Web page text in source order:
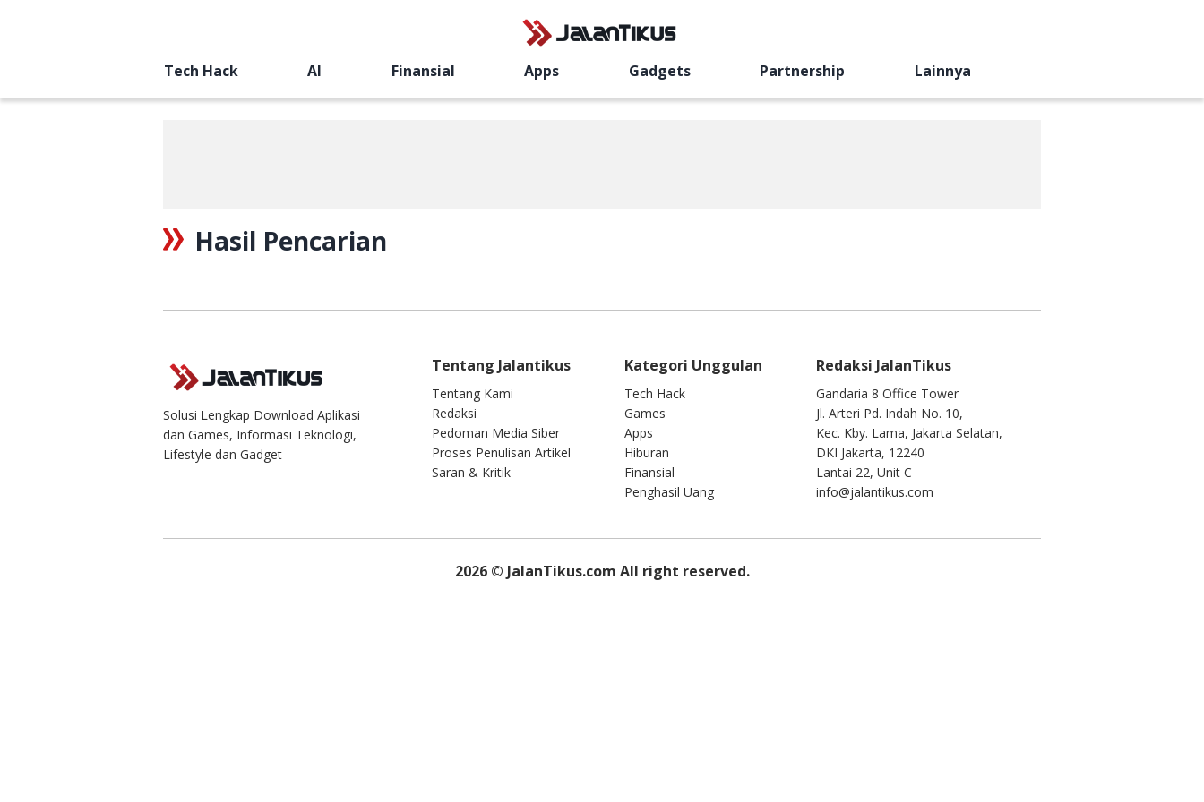
Tech Hack AI Finansial Apps Gadgets Partnership Lainnya
Hasil Pencarian
Solusi Lengkap Download Aplikasi
dan Games, Informasi Teknologi,
Lifestyle dan Gadget
Redaksi JalanTikus
Gandaria 8 Office Tower
Jl. Arteri Pd. Indah No. 10,
Kec. Kby. Lama, Jakarta Selatan,
DKI Jakarta, 12240
Lantai 22, Unit C
info@jalantikus.com
Tentang Jalantikus
Tentang Kami
Redaksi
Pedoman Media Siber
Proses Penulisan Artikel
Saran & Kritik
Kategori Unggulan
Tech Hack
Games
Apps
Hiburan
Finansial
Penghasil Uang
2026© JalanTikus.com All right reserved.